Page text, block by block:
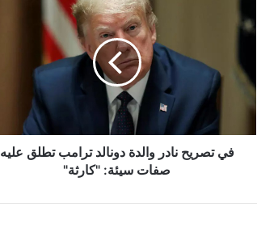
نادر
دونالد
ترامب
صفات
سيئة:في تصريح نادر والدة دونالد ترامب تطلق عليه
صفات سيئة: "كارثة"